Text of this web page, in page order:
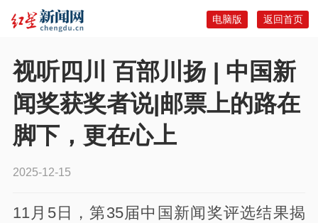
返回首页
电脑版
视听四川 百部川扬 | 中国新
闻奖获奖者说|邮票上的路在
脚下，更在心上
2025-12-15
11月5日，第35届中国新闻奖评选结果揭